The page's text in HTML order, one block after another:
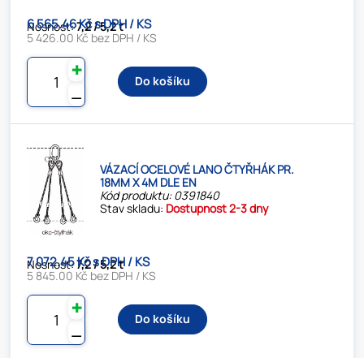
Nosnost:7,2 / 5,2 t
6 565.46 Kč s DPH / KS
5 426.00 Kč bez DPH / KS
⚊
✚
Do košíku
VÁZACÍ OCELOVÉ LANO ČTYŘHÁK PR.
18MM X 4M DLE EN
Kód produktu: 0391840
Stav skladu: Dostupnost 2-3 dny
Nosnost:7,2 / 5,2 t
7 072.45 Kč s DPH / KS
5 845.00 Kč bez DPH / KS
⚊
✚
Do košíku